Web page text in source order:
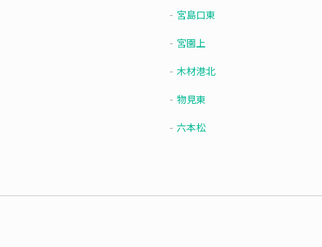
宮島口東
宮園上
木材港北
物見東
六本松